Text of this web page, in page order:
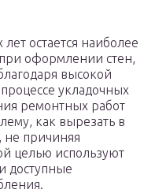
остается наиболее
оформлении стен,
высокой
укладочных
ремонтных работ
как вырезать в
не причиняя
целью используют
доступные